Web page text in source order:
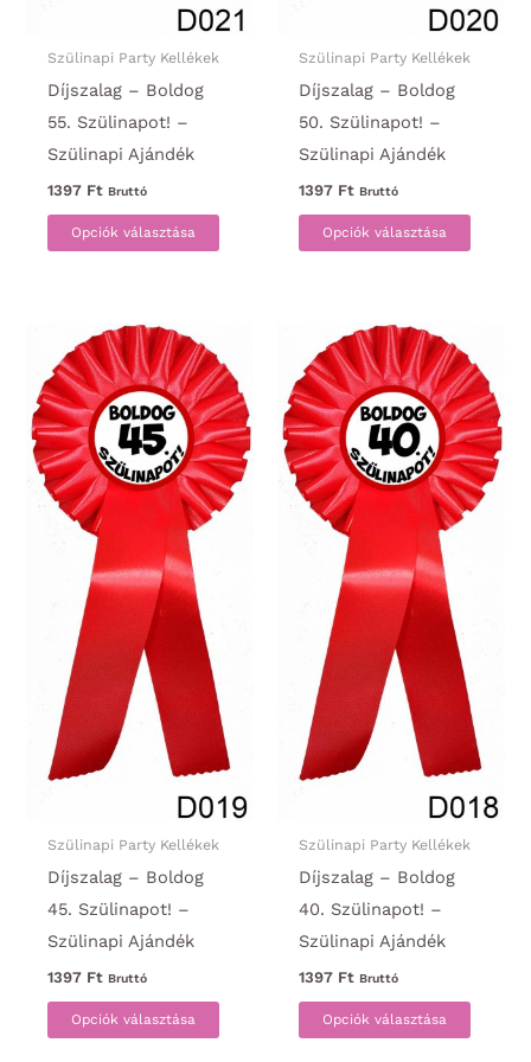
Szülinapi Party Kellékek
Díjszalag – Boldog
55. Szülinapot! –
Szülinapi Ajándék
1397 Ft Bruttó
Opciók választása
Ennek
a
van.
A
változatok
a
termékoldalon
Szülinapi Party Kellékek
Díjszalag – Boldog
50. Szülinapot! –
Szülinapi Ajándék
1397 Ft Bruttó
Opciók választása
Ennek
a
van.
A
a
Szülinapi Party Kellékek
Díjszalag – Boldog
45. Szülinapot! –
Szülinapi Ajándék
1397 Ft Bruttó
Opciók választása
Ennek
a
Szülinapi Party Kellékek
Díjszalag – Boldog
40. Szülinapot! –
Szülinapi Ajándék
1397 Ft Bruttó
Opciók választása
Ennek
a